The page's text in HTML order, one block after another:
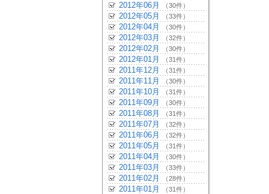
2012年06月 （30件）
2012年05月 （33件）
2012年04月 （30件）
2012年03月 （32件）
2012年02月 （30件）
2012年01月 （31件）
2011年12月 （31件）
2011年11月 （30件）
2011年10月 （31件）
2011年09月 （30件）
2011年08月 （31件）
2011年07月 （32件）
2011年06月 （32件）
2011年05月 （31件）
2011年04月 （30件）
2011年03月 （33件）
2011年02月 （28件）
2011年01月 （31件）